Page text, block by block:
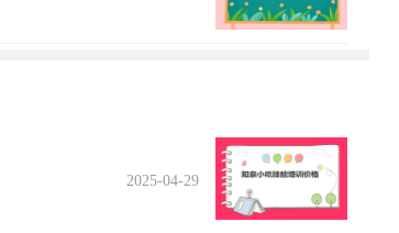
2025-04-29